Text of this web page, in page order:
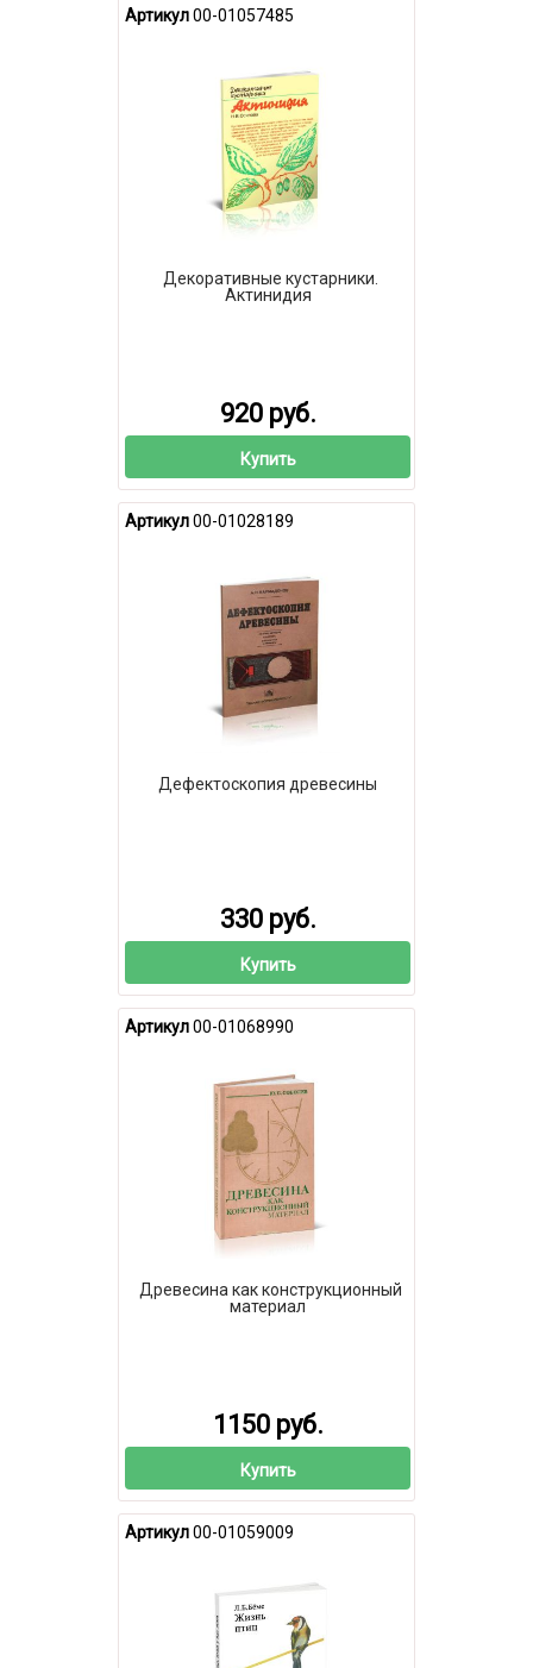
Артикул00-01057485
Декоративные кустарники.
Актинидия
920 руб.
Купить
Артикул00-01028189
Дефектоскопия древесины
330 руб.
Купить
Артикул00-01068990
Древесина как конструкционный
материал
1150 руб.
Купить
Артикул00-01059009